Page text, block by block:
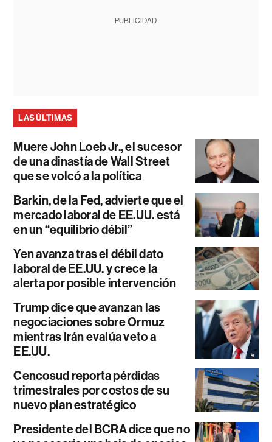
PUBLICIDAD
LAS ÚLTIMAS
Muere John Loeb Jr., el sucesor
de una dinastía de Wall Street
que se volcó a la política
Barkin, de la Fed, advierte que el
mercado laboral de EE.UU. está
en un “equilibrio débil”
Yen avanza tras el débil dato
laboral de EE.UU. y crece la
alerta por posible intervención
Trump dice que avanzan las
negociaciones sobre Ormuz
mientras Irán evalúa veto a
EE.UU.
Cencosud reporta pérdidas
trimestrales por costos de su
nuevo plan estratégico
Presidente del BCRA dice que no